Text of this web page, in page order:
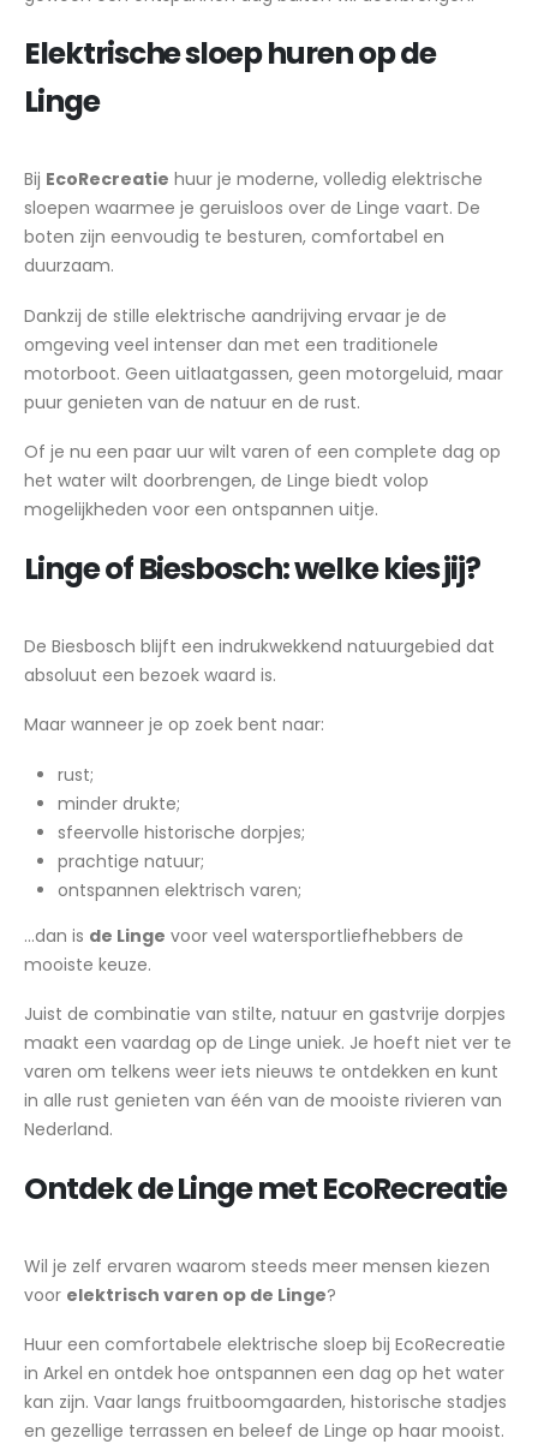
Elektrische sloep huren op de
Linge
Bij EcoRecreatie huur je moderne, volledig elektrische
sloepen waarmee je geruisloos over de Linge vaart. De
boten zijn eenvoudig te besturen, comfortabel en
duurzaam.
Dankzij de stille elektrische aandrijving ervaar je de
omgeving veel intenser dan met een traditionele
motorboot. Geen uitlaatgassen, geen motorgeluid, maar
puur genieten van de natuur en de rust.
Of je nu een paar uur wilt varen of een complete dag op
het water wilt doorbrengen, de Linge biedt volop
mogelijkheden voor een ontspannen uitje.
Linge of Biesbosch: welke kies jij?
De Biesbosch blijft een indrukwekkend natuurgebied dat
absoluut een bezoek waard is.
Maar wanneer je op zoek bent naar:
rust;
minder drukte;
sfeervolle historische dorpjes;
prachtige natuur;
ontspannen elektrisch varen;
…dan is de Linge voor veel watersportliefhebbers de
mooiste keuze.
Juist de combinatie van stilte, natuur en gastvrije dorpjes
maakt een vaardag op de Linge uniek. Je hoeft niet ver te
varen om telkens weer iets nieuws te ontdekken en kunt
in alle rust genieten van één van de mooiste rivieren van
Nederland.
Ontdek de Linge met EcoRecreatie
Wil je zelf ervaren waarom steeds meer mensen kiezen
voor elektrisch varen op de Linge?
Huur een comfortabele elektrische sloep bij EcoRecreatie
in Arkel en ontdek hoe ontspannen een dag op het water
kan zijn. Vaar langs fruitboomgaarden, historische stadjes
en gezellige terrassen en beleef de Linge op haar mooist.